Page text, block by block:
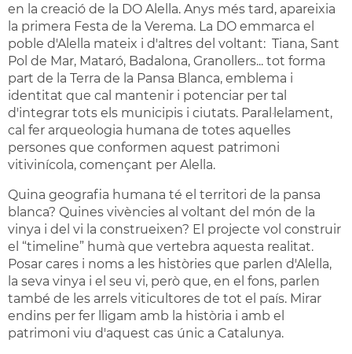
en la creació de la DO Alella. Anys més tard, apareixia
la primera Festa de la Verema. La DO emmarca el
poble d'Alella mateix i d'altres del voltant: Tiana, Sant
Pol de Mar, Mataró, Badalona, Granollers... tot forma
part de la Terra de la Pansa Blanca, emblema i
identitat que cal mantenir i potenciar per tal
d'integrar tots els municipis i ciutats. Paral·lelament,
cal fer arqueologia humana de totes aquelles
persones que conformen aquest patrimoni
vitivinícola, començant per Alella.
Quina geografia humana té el territori de la pansa
blanca? Quines vivències al voltant del món de la
vinya i del vi la construeixen? El projecte vol construir
el “timeline” humà que vertebra aquesta realitat.
Posar cares i noms a les històries que parlen d'Alella,
la seva vinya i el seu vi, però que, en el fons, parlen
també de les arrels viticultores de tot el país. Mirar
endins per fer lligam amb la història i amb el
patrimoni viu d'aquest cas únic a Catalunya.